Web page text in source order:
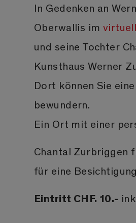
In Gedenken an
Oberwallis im
und seine Tochter
Kunsthaus Werner
Dort können Sie
bewundern.
Ein Ort mit einer
Chantal Zurbriggen
für eine
Eintritt CHF. 10.-